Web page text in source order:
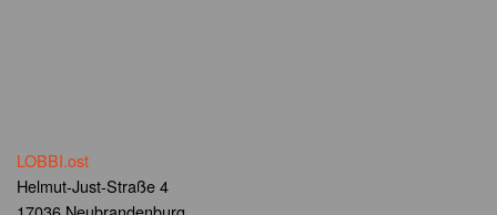
LOBBI.ost
Helmut-Just-Straße 4